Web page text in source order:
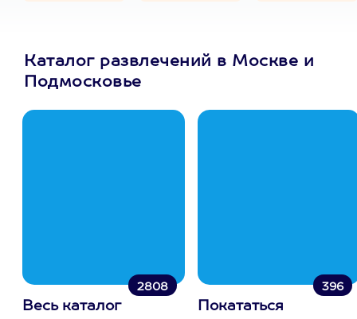
Каталог развлечений в Москве и
Подмосковье
2808
Весь каталог
396
Покататься